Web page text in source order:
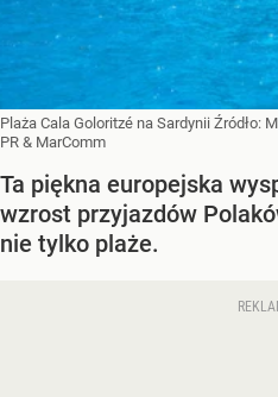
Plaża Cala Goloritzé na Sardynii Źródło:
PR & MarComm
Ta piękna europejska
wzrost przyjazdów
nie tylko plaże.